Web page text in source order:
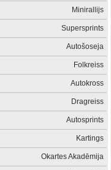
Minirallijs
Supersprints
Autošoseja
Folkreiss
Autokross
Dragreiss
Autosprints
Kartings
Okartes Akadēmija